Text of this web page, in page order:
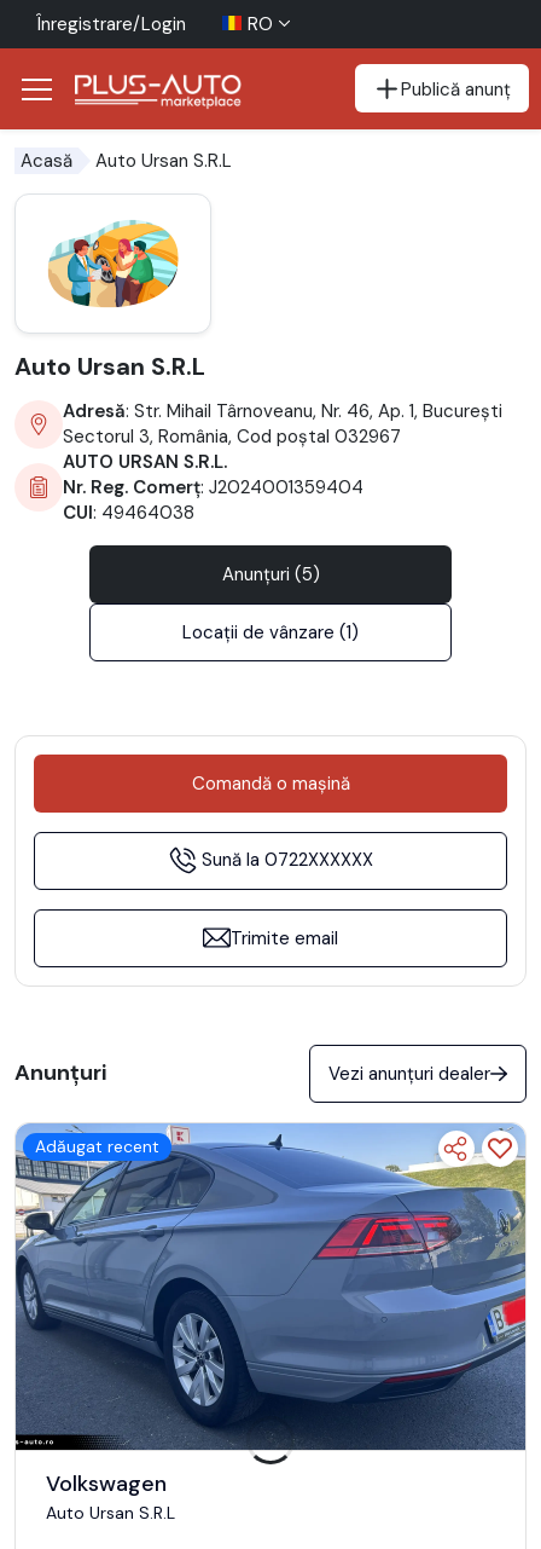
Înregistrare/Login RO
Publică anunț
Acasă Auto Ursan S.R.L
Auto Ursan S.R.L
Adresă: Str. Mihail Târnoveanu, Nr. 46, Ap. 1, Bucureşti
Sectorul 3, România, Cod poștal 032967
AUTO URSAN S.R.L.
Nr. Reg. Comerț: J2024001359404
CUI: 49464038
Anunțuri (5)
Locații de vânzare (1)
Comandă o mașină
Sună la 0722XXXXXX
Trimite email
Anunțuri Vezi anunțuri dealer
Adăugat recent
Volkswagen
Auto Ursan S.R.L